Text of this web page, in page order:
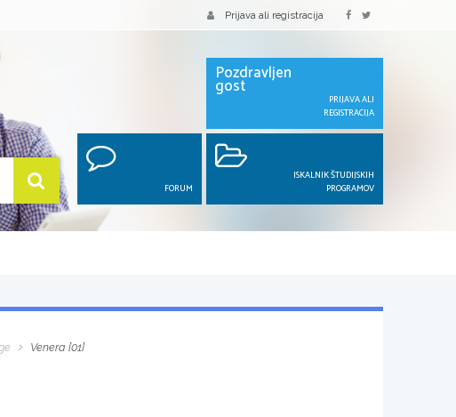
Prijava ali registracija
Pozdravljen
gost
PRIJAVA ALI
REGISTRACIJA
FORUM
ISKALNIK ŠTUDIJSKIH
PROGRAMOV
Venera [01]